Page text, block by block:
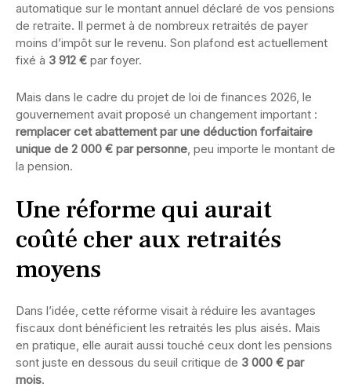
automatique sur le montant annuel déclaré de vos pensions
de retraite. Il permet à de nombreux retraités de payer
moins d’impôt sur le revenu. Son plafond est actuellement
fixé à 3 912 € par foyer.
Mais dans le cadre du projet de loi de finances 2026, le
gouvernement avait proposé un changement important :
remplacer cet abattement par une déduction forfaitaire
unique de 2 000 € par personne, peu importe le montant de
la pension.
Une réforme qui aurait
coûté cher aux retraités
moyens
Dans l’idée, cette réforme visait à réduire les avantages
fiscaux dont bénéficient les retraités les plus aisés. Mais
en pratique, elle aurait aussi touché ceux dont les pensions
sont juste en dessous du seuil critique de 3 000 € par
mois.